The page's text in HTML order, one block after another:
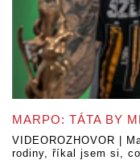
MARPO: TÁTA BY
VIDEOROZHOVOR |
rodiny, říkal jsem si,